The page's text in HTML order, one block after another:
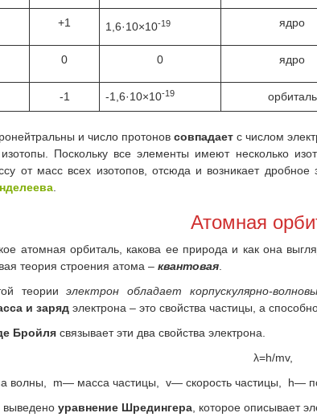
+1 1,6·10×10-19 ядро
0 0 ядро
-1 -1,6·10×10-19 орбиталь
и число протоновсовпадает с числом
Поскольку все элементы имеют несколько
от масс всех изотопов, отсюда и возникает
Атомная
атомная орбиталь, какова ее природа и как она
теория строения атома – квантовая
теорииэлектрон обладает корпускулярно-
и заряд электрона – это свойства частицы, а
Бройля связывает эти два свойства электрона.
λ=h/mv,
волны, m— масса частицы, v— скорость частицы, h—
выведено уравнение Шредингера , которое описывает